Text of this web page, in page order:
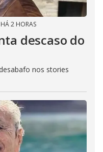
HÁ 2 HORAS
descaso do
nos stories